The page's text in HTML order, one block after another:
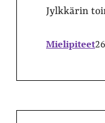
Jylkkärin
Mielipiteet